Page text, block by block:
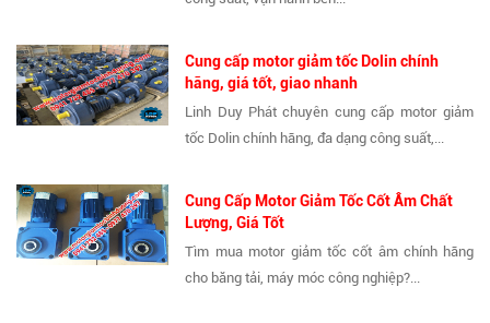
Cung cấp motor giảm tốc Dolin chính
hãng, giá tốt, giao nhanh
Linh Duy Phát chuyên cung cấp motor giảm
tốc Dolin chính hãng, đa dạng công suất,...
Cung Cấp Motor Giảm Tốc Cốt Âm Chất
Lượng, Giá Tốt
Tìm mua motor giảm tốc cốt âm chính hãng
cho băng tải, máy móc công nghiệp?...